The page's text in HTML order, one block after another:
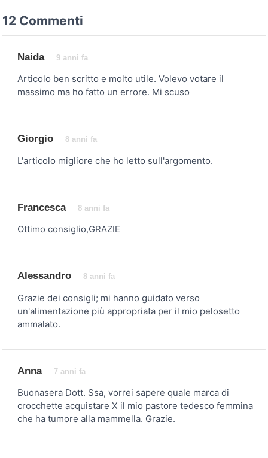
12 Commenti
Naida 9 anni fa
Articolo ben scritto e molto utile. Volevo votare il
massimo ma ho fatto un errore. Mi scuso
Giorgio 8 anni fa
L'articolo migliore che ho letto sull'argomento.
Francesca 8 anni fa
Ottimo consiglio,GRAZIE
Alessandro 8 anni fa
Grazie dei consigli; mi hanno guidato verso
un'alimentazione più appropriata per il mio pelosetto
ammalato.
Anna 7 anni fa
Buonasera Dott. Ssa, vorrei sapere quale marca di
crocchette acquistare X il mio pastore tedesco femmina
che ha tumore alla mammella. Grazie.